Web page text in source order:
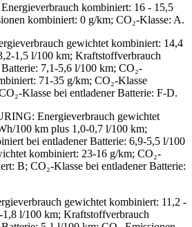
Energieverbrauch kombiniert: 16 - 15,5
kombiniert: 0 g/km; CO₂-Klasse: A.
gewichtet kombiniert: 14,4
1,5 l/100 km; Kraftstoffverbrauch
7,1-5,6 l/100 km; CO₂-
71-35 g/km; CO₂-Klasse
Klasse bei entladener Batterie: F-D.
: Energieverbrauch gewichtet
100 km plus 1,0-0,7 l/100 km;
bei entladener Batterie: 6,9-5,5 l/100
kombiniert: 23-16 g/km; CO₂-
B; CO₂-Klasse bei entladener Batterie:
gewichtet kombiniert: 11,2 -
l/100 km; Kraftstoffverbrauch